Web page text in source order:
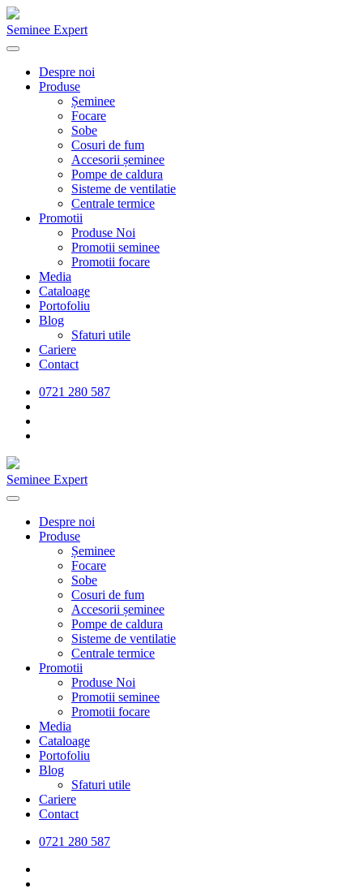
Seminee Expert
Despre noi
Produse
Șeminee
Focare
Sobe
Cosuri de fum
Accesorii șeminee
Pompe de caldura
Sisteme de ventilatie
Centrale termice
Promotii
Produse Noi
Promotii seminee
Promotii focare
Media
Cataloage
Portofoliu
Blog
Sfaturi utile
Cariere
Contact
0721 280 587
Seminee Expert
Despre noi
Produse
Șeminee
Focare
Sobe
Cosuri de fum
Accesorii șeminee
Pompe de caldura
Sisteme de ventilatie
Centrale termice
Promotii
Produse Noi
Promotii seminee
Promotii focare
Media
Cataloage
Portofoliu
Blog
Sfaturi utile
Cariere
Contact
0721 280 587